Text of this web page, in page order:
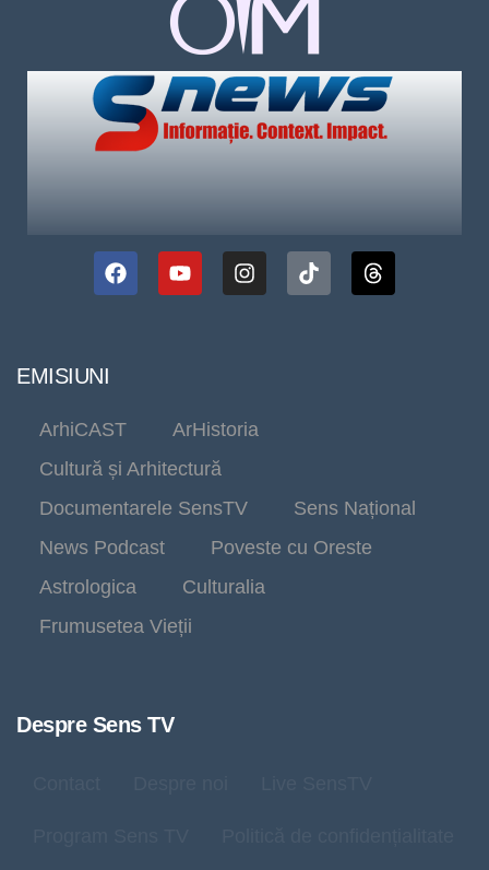
EMISIUNI
ArhiCAST
ArHistoria
Cultură și Arhitectură
Documentarele SensTV
Sens Național
News Podcast
Poveste cu Oreste
Astrologica
Culturalia
Frumusetea Vieții
Despre Sens TV